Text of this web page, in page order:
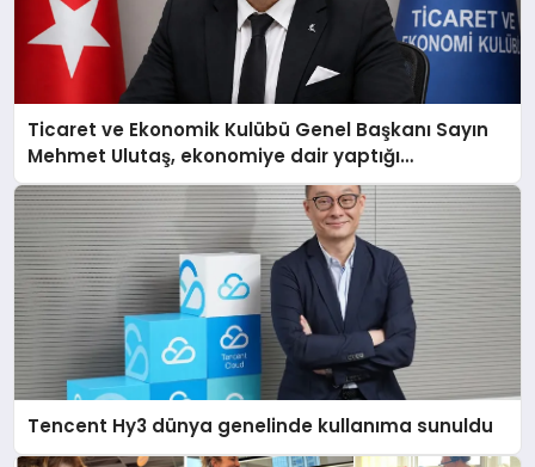
Ticaret ve Ekonomik Kulübü Genel Başkanı Sayın
Mehmet Ulutaş, ekonomiye dair yaptığı
açıklamada şunları kaydetti:
Tencent Hy3 dünya genelinde kullanıma sunuldu